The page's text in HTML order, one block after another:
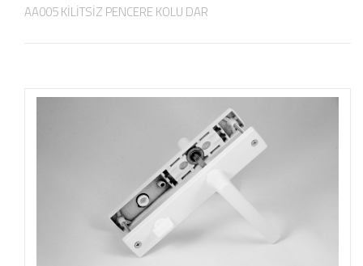
AA005 KİLİTSİZ PENCERE KOLU DAR